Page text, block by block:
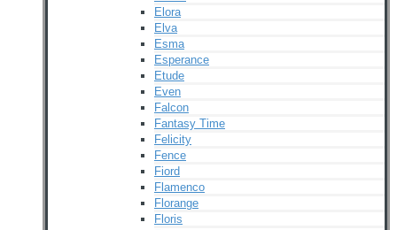
Elora
Elva
Esma
Esperance
Etude
Even
Falcon
Fantasy Time
Felicity
Fence
Fiord
Flamenco
Florange
Floris